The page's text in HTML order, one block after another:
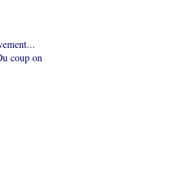
coup on